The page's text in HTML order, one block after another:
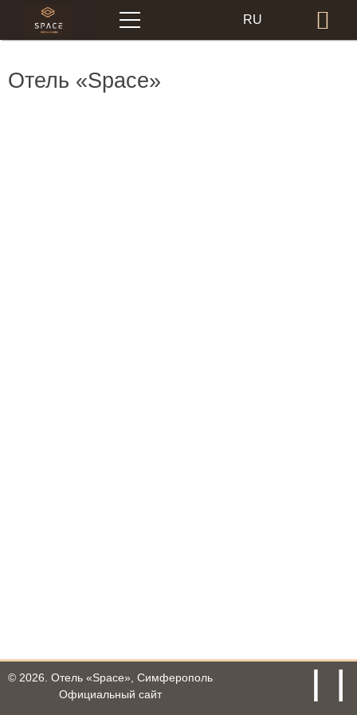
Меню RU
Отель «Space»
© 2026. Отель «Space», Симферополь
Официальный сайт